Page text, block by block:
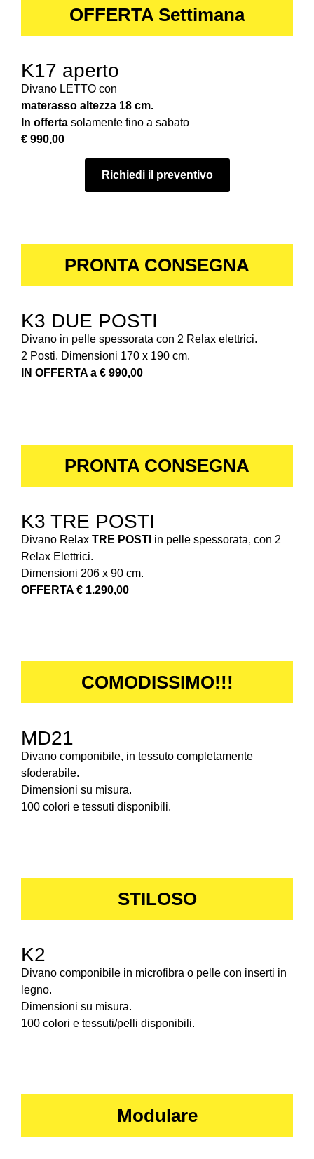
OFFERTA Settimana
K17 aperto
Divano LETTO con
materasso altezza 18 cm.
In offerta solamente fino a sabato
€ 990,00
Richiedi il preventivo
PRONTA CONSEGNA
K3 DUE POSTI
Divano in pelle spessorata con 2 Relax elettrici.
2 Posti. Dimensioni 170 x 190 cm.
IN OFFERTA a € 990,00
PRONTA CONSEGNA
K3 TRE POSTI
Divano Relax TRE POSTI in pelle spessorata, con 2
Relax Elettrici.
Dimensioni 206 x 90 cm.
OFFERTA € 1.290,00
COMODISSIMO!!!
MD21
Divano componibile, in tessuto completamente
sfoderabile.
Dimensioni su misura.
100 colori e tessuti disponibili.
STILOSO
K2
Divano componibile in microfibra o pelle con inserti in
legno.
Dimensioni su misura.
100 colori e tessuti/pelli disponibili.
Modulare